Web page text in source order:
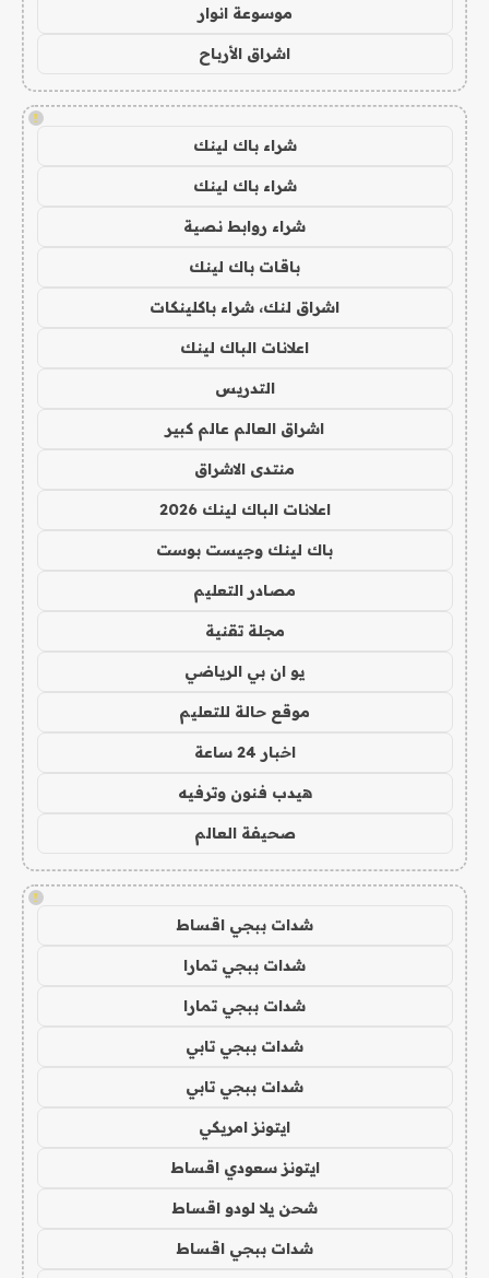
موسوعة انوار
اشراق الأرباح
!
شراء باك لينك
شراء باك لينك
شراء روابط نصية
باقات باك لينك
اشراق لنك، شراء باكلينكات
اعلانات الباك لينك
التدريس
اشراق العالم عالم كبير
منتدى الاشراق
اعلانات الباك لينك 2026
باك لينك وجيست بوست
مصادر التعليم
مجلة تقنية
يو ان بي الرياضي
موقع حالة للتعليم
اخبار 24 ساعة
هيدب فنون وترفيه
صحيفة العالم
!
شدات ببجي اقساط
شدات ببجي تمارا
شدات ببجي تمارا
شدات ببجي تابي
شدات ببجي تابي
ايتونز امريكي
ايتونز سعودي اقساط
شحن يلا لودو اقساط
شدات ببجي اقساط